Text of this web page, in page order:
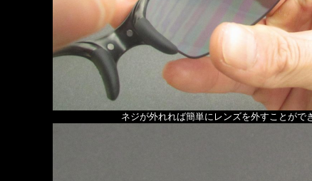
ネジが外れれば簡単にレンズを外すことがで